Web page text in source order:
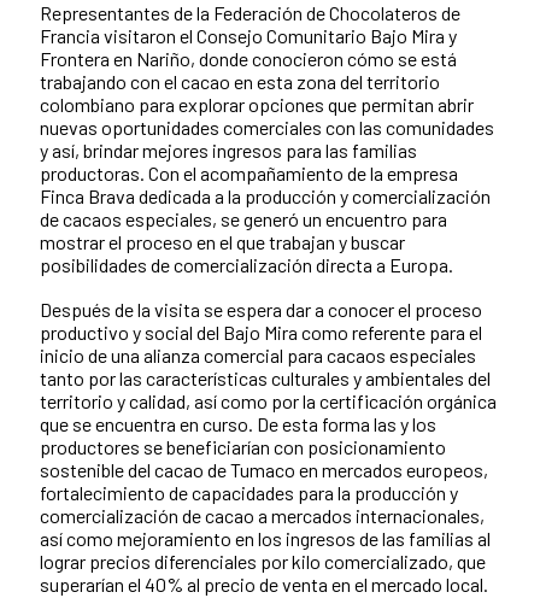
News content
Representantes de la Federación de Chocolateros de
Francia visitaron el Consejo Comunitario Bajo Mira y
Frontera en Nariño, donde conocieron cómo se está
trabajando con el cacao en esta zona del territorio
colombiano para explorar opciones que permitan abrir
nuevas oportunidades comerciales con las comunidades
y así, brindar mejores ingresos para las familias
productoras. Con el acompañamiento de la empresa
Finca Brava dedicada a la producción y comercialización
de cacaos especiales, se generó un encuentro para
mostrar el proceso en el que trabajan y buscar
posibilidades de comercialización directa a Europa.
Después de la visita se espera dar a conocer el proceso
productivo y social del Bajo Mira como referente para el
inicio de una alianza comercial para cacaos especiales
tanto por las características culturales y ambientales del
territorio y calidad, así como por la certificación orgánica
que se encuentra en curso. De esta forma las y los
productores se beneficiarían con posicionamiento
sostenible del cacao de Tumaco en mercados europeos,
fortalecimiento de capacidades para la producción y
comercialización de cacao a mercados internacionales,
así como mejoramiento en los ingresos de las familias al
lograr precios diferenciales por kilo comercializado, que
superarían el 40% al precio de venta en el mercado local.